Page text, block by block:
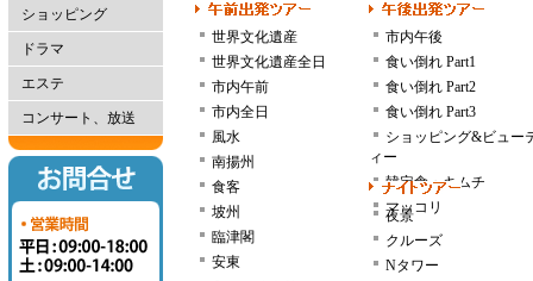
ショッピング
ドラマ
エステ
コンサート、放送
世界文化遺産
世界文化遺産全日
市内午前
市内全日
風水
南揚州
食客
坡州
臨津閣
安東
市内午後
食い倒れ Part1
食い倒れ Part2
食い倒れ Part3
ショッピング&ビュー
ィー
韓定食・キムチ
マッコリ
夜景
クルーズ
Nタワー